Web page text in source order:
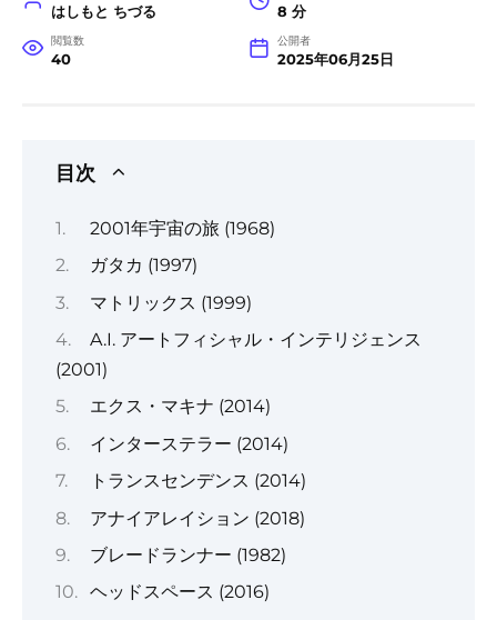
はしもと ちづる 8 分
閲覧数
40
公開者
2025年06月25日
目次
2001年宇宙の旅 (1968)
ガタカ (1997)
マトリックス (1999)
A.I. アートフィシャル・インテリジェンス
(2001)
エクス・マキナ (2014)
インターステラー (2014)
トランスセンデンス (2014)
アナイアレイション (2018)
ブレードランナー (1982)
ヘッドスペース (2016)